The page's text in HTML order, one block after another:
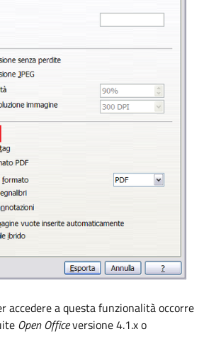
accedere a questa funzionalità occorre
Open Officeversione4.1.x o